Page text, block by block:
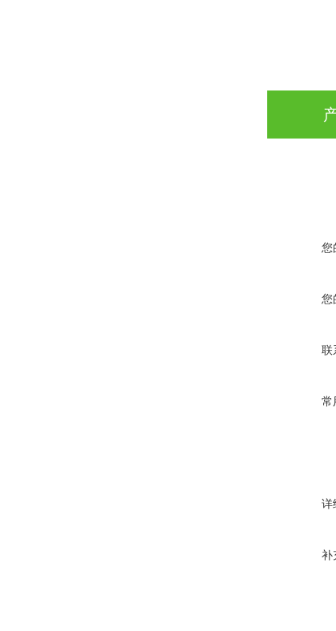
您
您
联
常
详
补